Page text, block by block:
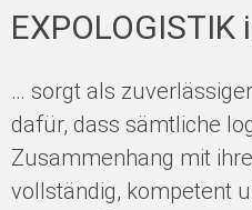
… sorgt als
dafür, dass sämtliche
Zusammenhang mit
vollständig, kompetent